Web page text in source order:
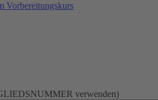
Vorbereitungskurs
verwenden)